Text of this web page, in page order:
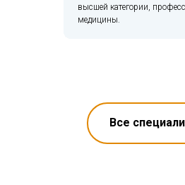
высшей категории,
медицины.
Все